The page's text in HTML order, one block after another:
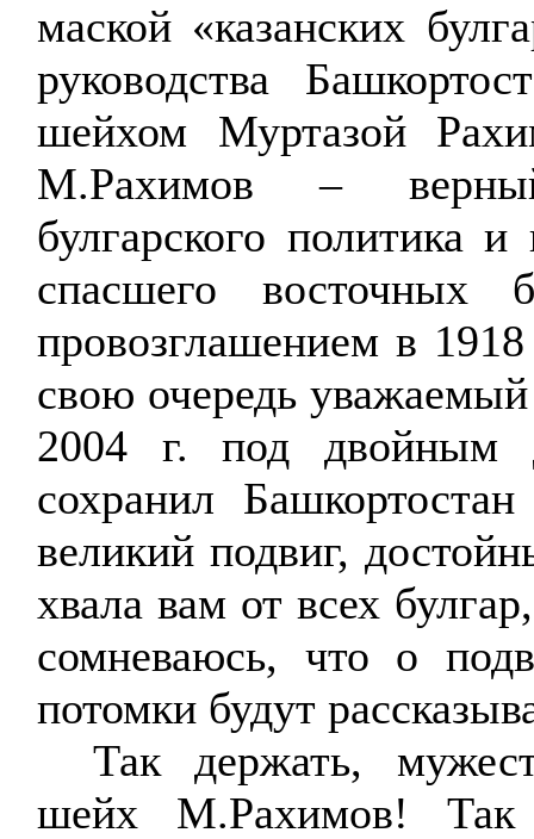
маской «казанских
руководства
шейхом Муртазой
М.Рахимов – верный
булгарского политика
спасшего восточных
провозглашением в
свою очередь
2004 г. под двойным
сохранил
великий подвиг,
хвала вам от всех
сомневаюсь, что о
потомки будут
Так держать,
шейх М.Рахимов!